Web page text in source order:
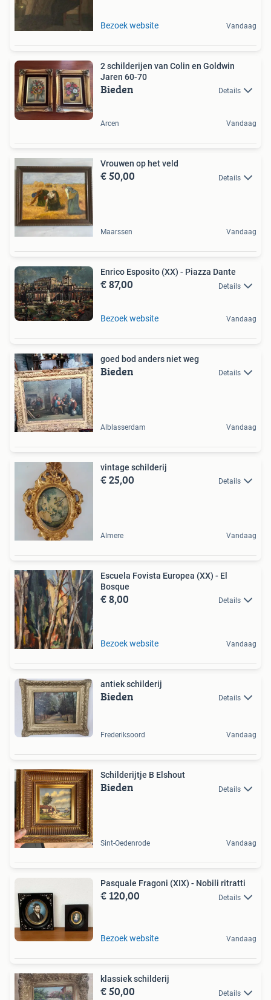
Bezoek website Vandaag
2 schilderijen van Colin en Goldwin
Jaren 60-70
Bieden Details
Arcen Vandaag
Vrouwen op het veld
€ 50,00 Details
Maarssen Vandaag
Enrico Esposito (XX) - Piazza Dante
€ 87,00 Details
Bezoek website Vandaag
goed bod anders niet weg
Bieden Details
Alblasserdam Vandaag
vintage schilderij
€ 25,00 Details
Almere Vandaag
Escuela Fovista Europea (XX) - El
Bosque
€ 8,00 Details
Bezoek website Vandaag
antiek schilderij
Bieden Details
Frederiksoord Vandaag
Schilderijtje B Elshout
Bieden Details
Sint-Oedenrode Vandaag
Pasquale Fragoni (XIX) - Nobili ritratti
€ 120,00 Details
Bezoek website Vandaag
klassiek schilderij
€ 50,00 Details